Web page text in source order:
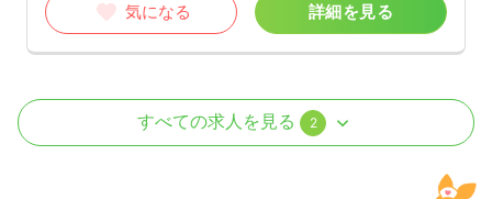
気になる 詳細を見る
外来 すべての求人を見る 2